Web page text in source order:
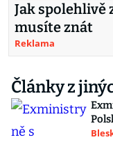
Jak spolehlivě
musíte znát
Reklama
Články z